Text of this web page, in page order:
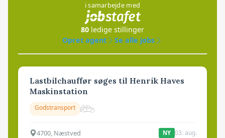
i samarbejde med
80 ledige stillinger
Opret agent
Se alle jobs
Lastbilchauffør søges til Henrik Haves
Maskinstation
Godstransport
4700, Næstved NY 03. aug.